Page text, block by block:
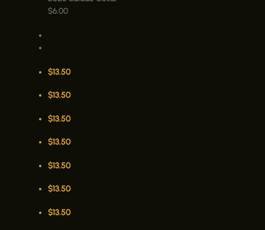
$6.00
$13.50
$13.50
$13.50
$13.50
$13.50
$13.50
$13.50